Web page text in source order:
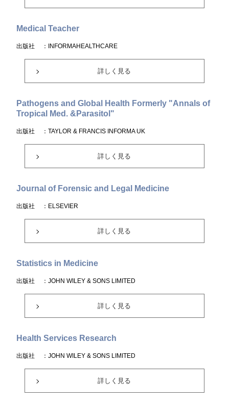
Medical Teacher
出版社 ：INFORMAHEALTHCARE
詳しく見る
Pathogens and Global Health Formerly "Annals of
Tropical Med. &Parasitol"
出版社 ：TAYLOR & FRANCIS INFORMA UK
詳しく見る
Journal of Forensic and Legal Medicine
出版社 ：ELSEVIER
詳しく見る
Statistics in Medicine
出版社 ：JOHN WILEY & SONS LIMITED
詳しく見る
Health Services Research
出版社 ：JOHN WILEY & SONS LIMITED
詳しく見る